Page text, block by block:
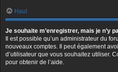
Haut
Je souhaite m’enregistrer, mais je n’y
Il est possible qu’un administrateur du
nouveaux comptes. Il peut également
d’utilisateur que vous souhaitez utiliser.
pour obtenir de l’aide.